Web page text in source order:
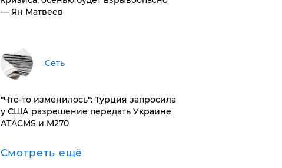
— Ян Матвеев
Сеть
​"Что-то изменилось": Турция запросила
у США разрешение передать Украине
ATACMS и M270
Смотреть ещё